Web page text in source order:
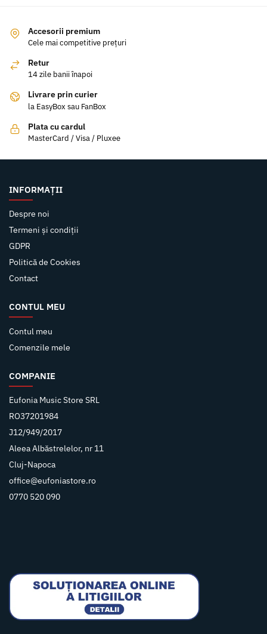
Accesorii premium
Cele mai competitive prețuri
Retur
14 zile banii înapoi
Livrare prin curier
la EasyBox sau FanBox
Plata cu cardul
MasterCard / Visa / Pluxee
INFORMAȚII
Despre noi
Termeni și condiții
GDPR
Politică de Cookies
Contact
CONTUL MEU
Contul meu
Comenzile mele
COMPANIE
Eufonia Music Store SRL
RO37201984
J12/949/2017
Aleea Albăstrelelor, nr 11
Cluj-Napoca
office@eufoniastore.ro
0770 520 090